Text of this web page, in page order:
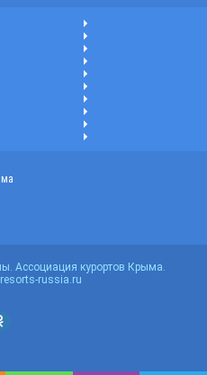
Ассоциация курортов Крыма.
russia.ru